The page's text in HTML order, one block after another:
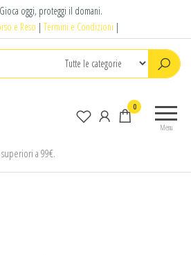
oggi, proteggi il domani.
e Reso | Termini e Condizioni |
il
Menu
0
a 99€.